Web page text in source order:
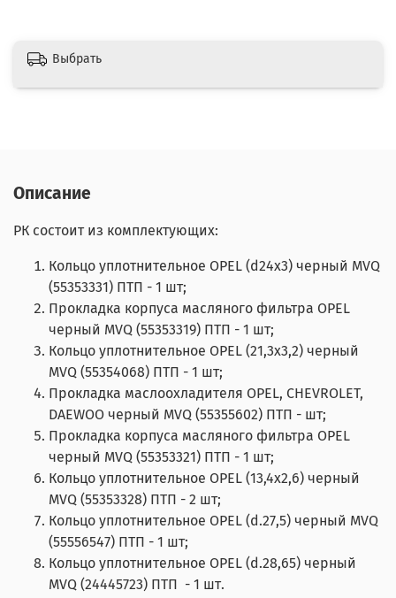
Выбрать
Описание
РК состоит из комплектующих:
Кольцо уплотнительное OPEL (d24х3) черный MVQ
(55353331) ПТП - 1 шт;
Прокладка корпуса масляного фильтра OPEL
черный MVQ (55353319) ПТП - 1 шт;
Кольцо уплотнительное OPEL (21,3х3,2) черный
MVQ (55354068) ПТП - 1 шт;
Прокладка маслоохладителя ОPEL, CHEVROLET,
DAEWOO черный MVQ (55355602) ПТП - шт;
Прокладка корпуса масляного фильтра OPEL
черный MVQ (55353321) ПТП - 1 шт;
Кольцо уплотнительное OPEL (13,4х2,6) черный
MVQ (55353328) ПТП - 2 шт;
Кольцо уплотнительное OPEL (d.27,5) черный MVQ
(55556547) ПТП - 1 шт;
Кольцо уплотнительное OPEL (d.28,65) черный
MVQ (24445723) ПТП - 1 шт.